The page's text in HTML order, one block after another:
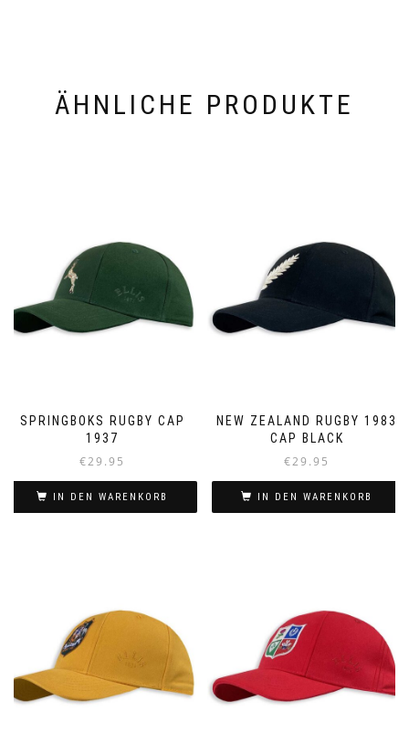
ÄHNLICHE PRODUKTE
SPRINGBOKS RUGBY CAP
1937
€29.95
IN DEN WARENKORB
NEW ZEALAND RUGBY 1983
CAP BLACK
€29.95
IN DEN WARENKORB